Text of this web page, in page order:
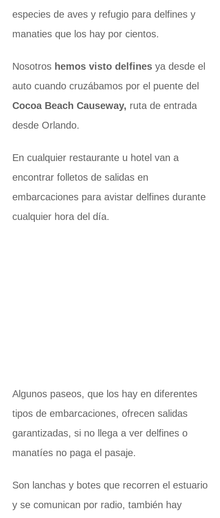
especies de aves y refugio para delfines y
manaties que los hay por cientos.
Nosotros hemos visto delfines ya desde el
auto cuando cruzábamos por el puente del
Cocoa Beach Causeway, ruta de entrada
desde Orlando.
En cualquier restaurante u hotel van a
encontrar folletos de salidas en
embarcaciones para avistar delfines durante
cualquier hora del día.
Algunos paseos, que los hay en diferentes
tipos de embarcaciones, ofrecen salidas
garantizadas, si no llega a ver delfines o
manatíes no paga el pasaje.
Son lanchas y botes que recorren el estuario
y se comunican por radio, también hay